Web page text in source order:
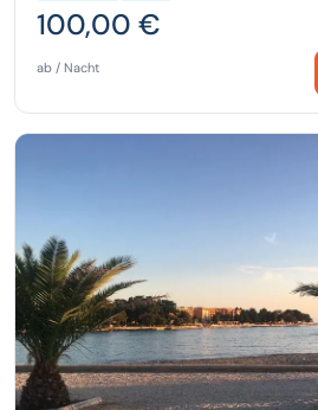
100,00 €
ab / Nacht